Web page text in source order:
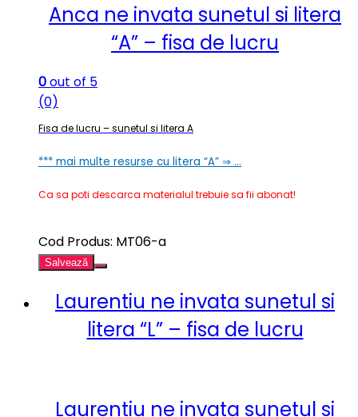
Anca ne invata sunetul si litera
“A” – fisa de lucru
0out of 5
(0)
Fisa de lucru – sunetul si litera A
*** mai multe resurse cu litera “A” ⇒ …
Ca sa poti descarca materialul trebuie sa fii abonat!
Cod Produs: MT06-a
Salvează
Laurentiu ne invata sunetul si
litera “L” – fisa de lucru
Laurentiu ne invata sunetul si